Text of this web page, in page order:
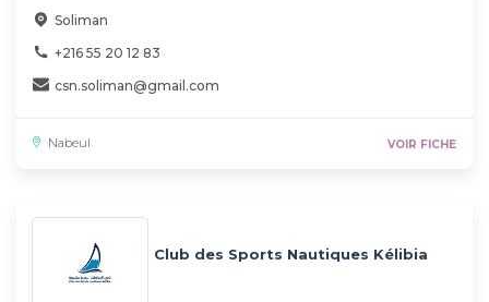
Soliman
+216 55 20 12 83
csn.soliman@gmail.com
Nabeul VOIR FICHE
Club des Sports Nautiques Kélibia